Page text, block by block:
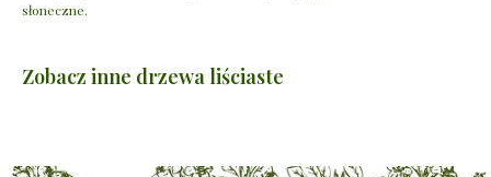
słoneczne.
Zobacz inne drzewa liściaste